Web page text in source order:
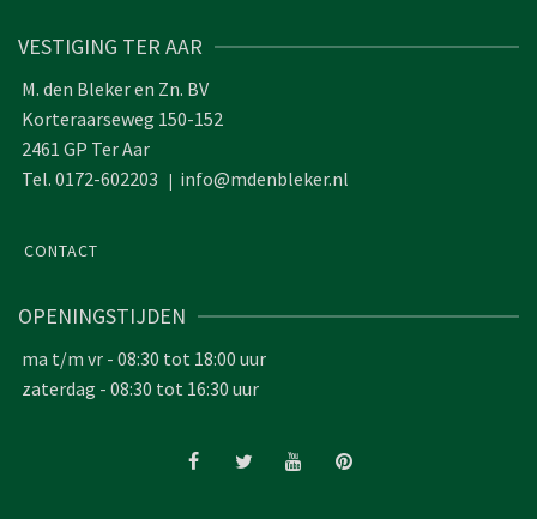
VESTIGING TER AAR
M. den Bleker en Zn. BV
Korteraarseweg 150-152
2461 GP Ter Aar
Tel. 0172-602203 | info@mdenbleker.nl
CONTACT
OPENINGSTIJDEN
ma t/m vr - 08:30 tot 18:00 uur
zaterdag - 08:30 tot 16:30 uur